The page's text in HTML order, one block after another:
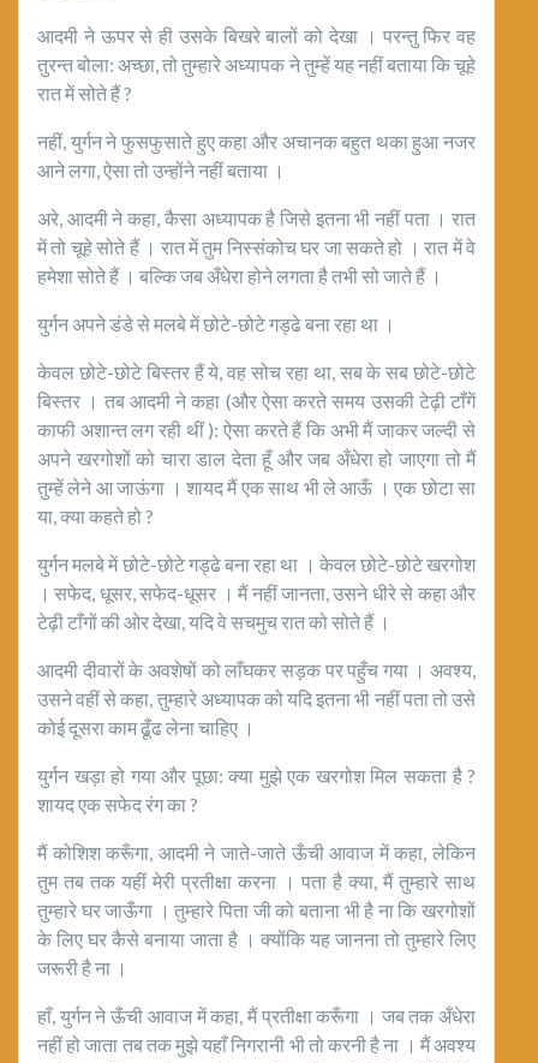
आदमी ने ऊपर से ही उसके बिखरे बालों को देखा । परन्तु फिर वह
तुरन्त बोला: अच्छा, तो तुम्हारे अध्यापक ने तुम्हें यह नहीं बताया कि चूहे
रात में सोते हैं ?
नहीं, युर्गन ने फुसफुसाते हुए कहा और अचानक बहुत थका हुआ नजर
आने लगा, ऐसा तो उन्होंने नहीं बताया ।
अरे, आदमी ने कहा, कैसा अध्यापक है जिसे इतना भी नहीं पता । रात
में तो चूहे सोते हैं । रात में तुम निस्संकोच घर जा सकते हो । रात में वे
हमेशा सोते हैं । बल्कि जब अँधेरा होने लगता है तभी सो जाते हैं ।
युर्गन अपने डंडे से मलबे में छोटे-छोटे गड्ढे बना रहा था ।
केवल छोटे-छोटे बिस्तर हैं ये, वह सोच रहा था, सब के सब छोटे-छोटे
बिस्तर । तब आदमी ने कहा (और ऐसा करते समय उसकी टेढ़ी टाँगें
काफी अशान्त लग रही थीं ): ऐसा करते हैं कि अभी मैं जाकर जल्दी से
अपने खरगोशों को चारा डाल देता हूँ और जब अँधेरा हो जाएगा तो मैं
तुम्हें लेने आ जाऊंगा । शायद मैं एक साथ भी ले आऊँ । एक छोटा सा
या, क्या कहते हो ?
युर्गन मलबे में छोटे-छोटे गड्ढे बना रहा था । केवल छोटे-छोटे खरगोश
। सफेद, धूसर, सफेद-धूसर । मैं नहीं जानता, उसने धीरे से कहा और
टेढ़ी टाँगों की ओर देखा, यदि वे सचमुच रात को सोते हैं ।
आदमी दीवारों के अवशेषों को लाँघकर सड़क पर पहुँच गया । अवश्य,
उसने वहीं से कहा, तुम्हारे अध्यापक को यदि इतना भी नहीं पता तो उसे
कोई दूसरा काम ढूँढ लेना चाहिए ।
युर्गन खड़ा हो गया और पूछा: क्या मुझे एक खरगोश मिल सकता है ?
शायद एक सफेद रंग का ?
मैं कोशिश करूँगा, आदमी ने जाते-जाते ऊँची आवाज में कहा, लेकिन
तुम तब तक यहीं मेरी प्रतीक्षा करना । पता है क्या, मैं तुम्हारे साथ
तुम्हारे घर जाऊँगा । तुम्हारे पिता जी को बताना भी है ना कि खरगोशों
के लिए घर कैसे बनाया जाता है । क्योंकि यह जानना तो तुम्हारे लिए
जरूरी है ना ।
हाँ, युर्गन ने ऊँची आवाज में कहा, मैं प्रतीक्षा करूँगा । जब तक अँधेरा
नहीं हो जाता तब तक मुझे यहाँ निगरानी भी तो करनी है ना । मैं अवश्य